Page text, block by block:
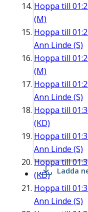
Hoppa till
(M)
Hoppa till
Ann Linde (S)
Hoppa till
(M)
Hoppa till
Ann Linde (S)
Hoppa till
(KD)
Hoppa till
Ann Linde (S)
Hoppa till
(KD)
Hoppa till
Ann Linde (S)
Ladda